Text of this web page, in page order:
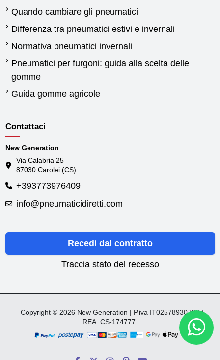
Quando cambiare gli pneumatici
Differenza tra pneumatici estivi e invernali
Normativa pneumatici invernali
Pneumatici per furgoni: guida alla scelta delle
gomme
Guida gomme agricole
Contattaci
New Generation
Via Calabria,25
87030 Carolei (CS)
+393773976409
info@pneumaticidiretti.com
Recedi dal contratto
Traccia stato del recesso
Copyright © 2026 New Generation | P.iva IT02578930782 /
REA: CS-174777